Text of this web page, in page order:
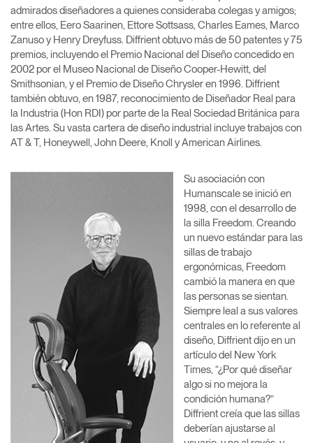
admirados diseñadores a quienes consideraba colegas y amigos;
entre ellos, Eero Saarinen, Ettore Sottsass, Charles Eames, Marco
Zanuso y Henry Dreyfuss. Diffrient obtuvo más de 50 patentes y 75
premios, incluyendo el Premio Nacional del Diseño concedido en
2002 por el Museo Nacional de Diseño Cooper-Hewitt, del
Smithsonian, y el Premio de Diseño Chrysler en 1996. Diffrient
también obtuvo, en 1987, reconocimiento de Diseñador Real para
la Industria (Hon RDI) por parte de la Real Sociedad Británica para
las Artes. Su vasta cartera de diseño industrial incluye trabajos con
AT & T, Honeywell, John Deere, Knoll y American Airlines.
Su asociación con
Humanscale se inició en
1998, con el desarrollo de
la silla Freedom. Creando
un nuevo estándar para las
sillas de trabajo
ergonómicas, Freedom
cambió la manera en que
las personas se sientan.
Siempre leal a sus valores
centrales en lo referente al
diseño, Diffrient dijo en un
artículo del New York
Times, “¿Por qué diseñar
algo si no mejora la
condición humana?”
Diffrient creía que las sillas
deberían ajustarse al